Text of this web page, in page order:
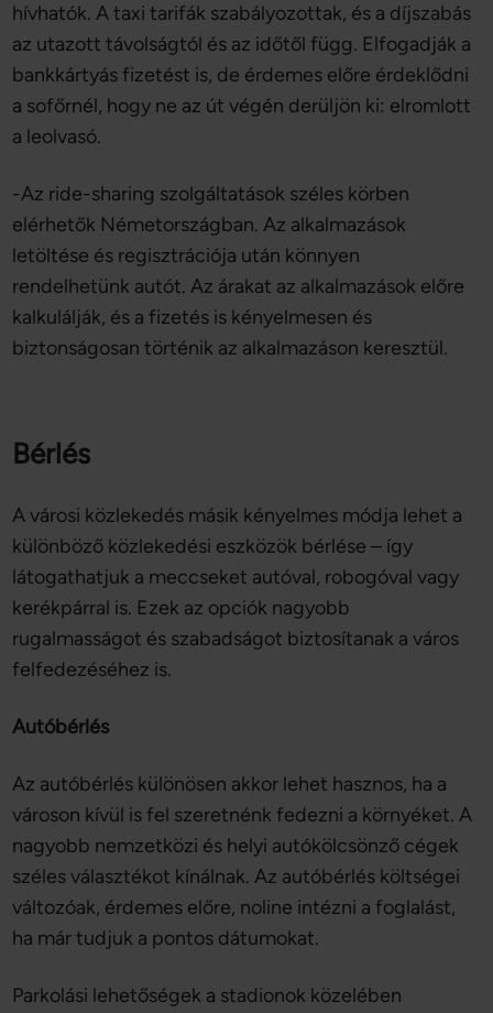
hívhatók. A taxi tarifák szabályozottak, és a díjszabás
az utazott távolságtól és az időtől függ. Elfogadják a
bankkártyás fizetést is, de érdemes előre érdeklődni
a sofőrnél, hogy ne az út végén derüljön ki: elromlott
a leolvasó.
-Az ride-sharing szolgáltatások széles körben
elérhetők Németországban. Az alkalmazások
letöltése és regisztrációja után könnyen
rendelhetünk autót. Az árakat az alkalmazások előre
kalkulálják, és a fizetés is kényelmesen és
biztonságosan történik az alkalmazáson keresztül.
Bérlés
A városi közlekedés másik kényelmes módja lehet a
különböző közlekedési eszközök bérlése – így
látogathatjuk a meccseket autóval, robogóval vagy
kerékpárral is. Ezek az opciók nagyobb
rugalmasságot és szabadságot biztosítanak a város
felfedezéséhez is.
Autóbérlés
Az autóbérlés különösen akkor lehet hasznos, ha a
városon kívül is fel szeretnénk fedezni a környéket. A
nagyobb nemzetközi és helyi autókölcsönző cégek
széles választékot kínálnak. Az autóbérlés költségei
változóak, érdemes előre, noline intézni a foglalást,
ha már tudjuk a pontos dátumokat.
Parkolási lehetőségek a stadionok közelében